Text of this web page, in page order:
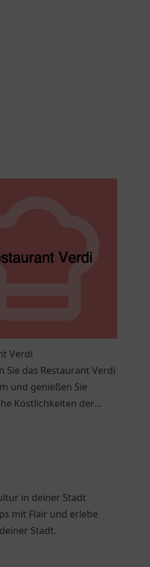
Verdi
Sie das Restaurant Verdi
und genießen Sie
Köstlichkeiten der
in deiner Stadt
mit Flair und erlebe
Stadt.